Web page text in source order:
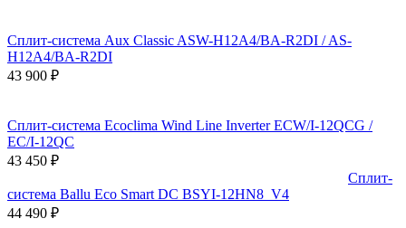
Сплит-система Aux Classic ASW-H12A4/BA-R2DI / AS-
H12A4/BA-R2DI
43 900 ₽
Сплит-система Ecoclima Wind Line Inverter ECW/I-12QCG /
EC/I-12QC
43 450 ₽
Сплит-
система Ballu Eco Smart DC BSYI-12HN8_V4
44 490 ₽